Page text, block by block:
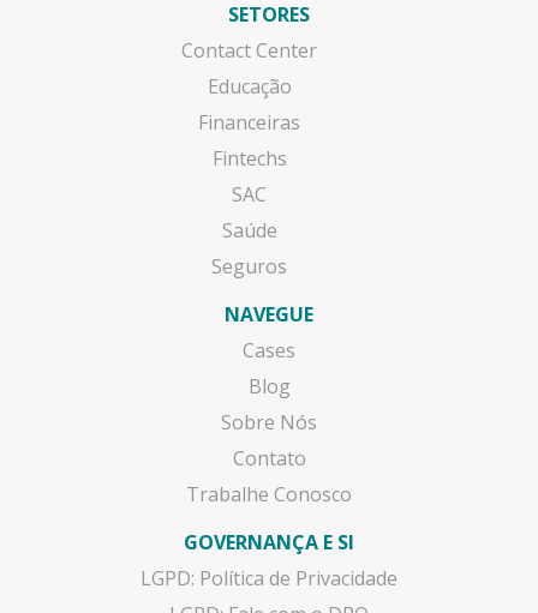
SETORES
Contact Center
Educação
Financeiras
Fintechs
SAC
Saúde
Seguros
NAVEGUE
Cases
Blog
Sobre Nós
Contato
Trabalhe Conosco
GOVERNANÇA E SI
LGPD: Política de Privacidade